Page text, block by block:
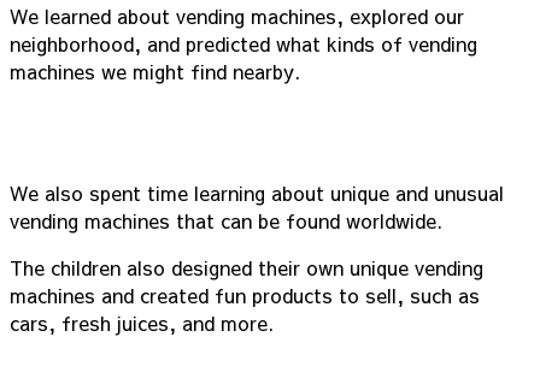
We learned about vending machines, explored our
neighborhood, and predicted what kinds of vending
machines we might find nearby.
We also spent time learning about unique and unusual
vending machines that can be found worldwide.
The children also designed their own unique vending
machines and created fun products to sell, such as
cars, fresh juices, and more.